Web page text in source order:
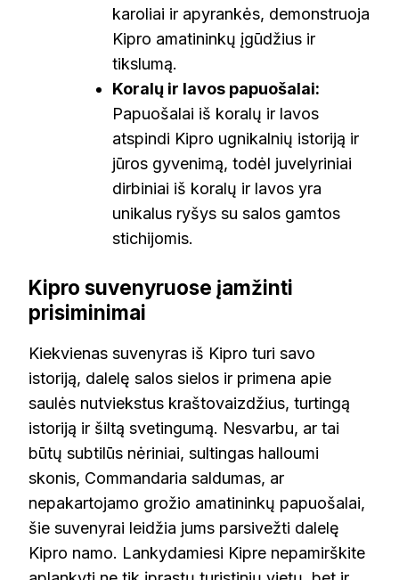
karoliai ir apyrankės, demonstruoja
Kipro amatininkų įgūdžius ir
tikslumą.
Koralų ir lavos papuošalai:
Papuošalai iš koralų ir lavos
atspindi Kipro ugnikalnių istoriją ir
jūros gyvenimą, todėl juvelyriniai
dirbiniai iš koralų ir lavos yra
unikalus ryšys su salos gamtos
stichijomis.
Kipro suvenyruose įamžinti
prisiminimai
Kiekvienas suvenyras iš Kipro turi savo
istoriją, dalelę salos sielos ir primena apie
saulės nutviekstus kraštovaizdžius, turtingą
istoriją ir šiltą svetingumą. Nesvarbu, ar tai
būtų subtilūs nėriniai, sultingas halloumi
skonis, Commandaria saldumas, ar
nepakartojamo grožio amatininkų papuošalai,
šie suvenyrai leidžia jums parsivežti dalelę
Kipro namo. Lankydamiesi Kipre nepamirškite